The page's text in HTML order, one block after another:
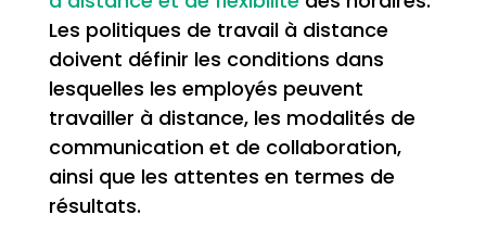
Les politiques de travail à distance
doivent définir les conditions dans
lesquelles les employés peuvent
travailler à distance, les modalités de
communication et de collaboration,
ainsi que les attentes en termes de
résultats.